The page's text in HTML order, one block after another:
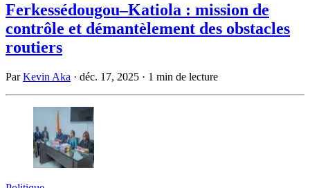
Ferkessédougou–Katiola : mission de
contrôle et démantèlement des obstacles
routiers
ParKevin Aka · déc. 17, 2025 · 1 min de lecture